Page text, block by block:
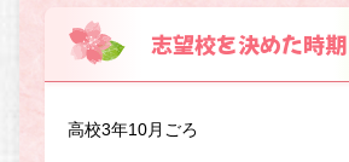
志望校を決めた時期
高校3年10月ごろ